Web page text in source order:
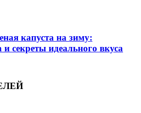
капуста на зиму:
секреты идеального вкуса